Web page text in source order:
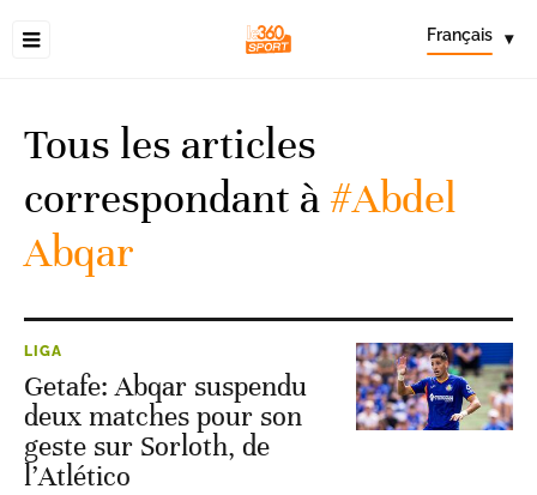
Français ▾
Tous les articles
correspondant à#Abdel
Abqar
LIGA
Getafe: Abqar suspendu
deux matches pour son
geste sur Sorloth, de
l’Atlético